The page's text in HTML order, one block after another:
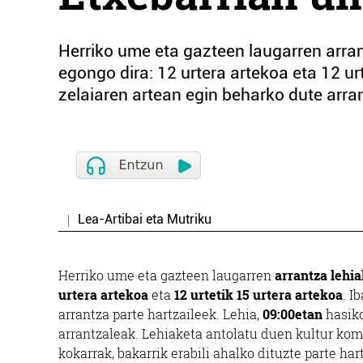
Herriko ume eta gazteen laugarren
egongo dira: 12 urtera artekoa eta 12
zelaiaren artean egin beharko dute
Lea-Artibai eta Mutriku
Herriko ume eta gazteen laugarren arrantza
urtera artekoaeta 12 urtetik 15 urtera artekoa .
arrantza parte hartzaileek. Lehia,09:00etan
arrantzaleak. Lehiaketa antolatu duen kultur
kokarrak, bakarrik erabili ahalko dituzte parte